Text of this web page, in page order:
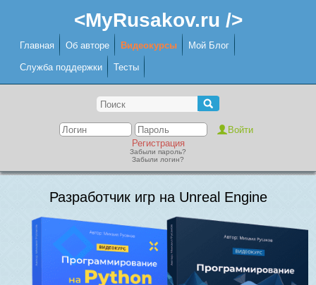
<MyRusakov.ru />
Главная Об авторе Видеокурсы Мой Блог
Служба поддержки Тесты
Регистрация
Забыли пароль?
Забыли логин?
Разработчик игр на Unreal Engine